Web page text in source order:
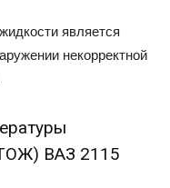
является
некорректной
ВАЗ 2115